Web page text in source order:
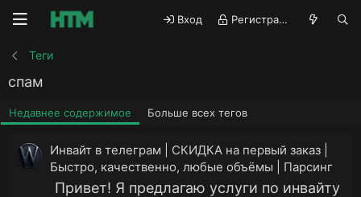
Вход Регистрация
Теги
спам
Недавнее содержимое Больше всех тегов
Инвайт в телеграм | СКИДКА на первый заказ |
Быстро, качественно, любые объёмы | Парсинг
Привет! Я предлагаю услуги по инвайту